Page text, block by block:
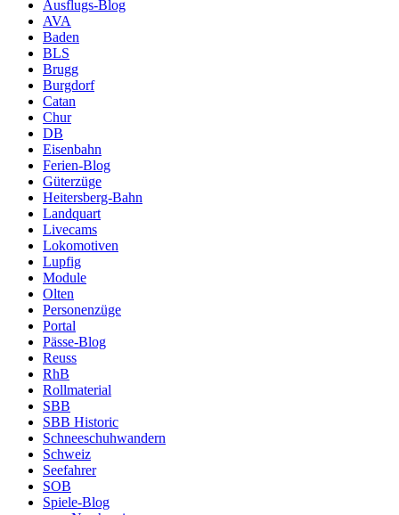
Ausflugs-Blog
AVA
Baden
BLS
Brugg
Burgdorf
Catan
Chur
DB
Eisenbahn
Ferien-Blog
Güterzüge
Heitersberg-Bahn
Landquart
Livecams
Lokomotiven
Lupfig
Module
Olten
Personenzüge
Portal
Pässe-Blog
Reuss
RhB
Rollmaterial
SBB
SBB Historic
Schneeschuhwandern
Schweiz
Seefahrer
SOB
Spiele-Blog